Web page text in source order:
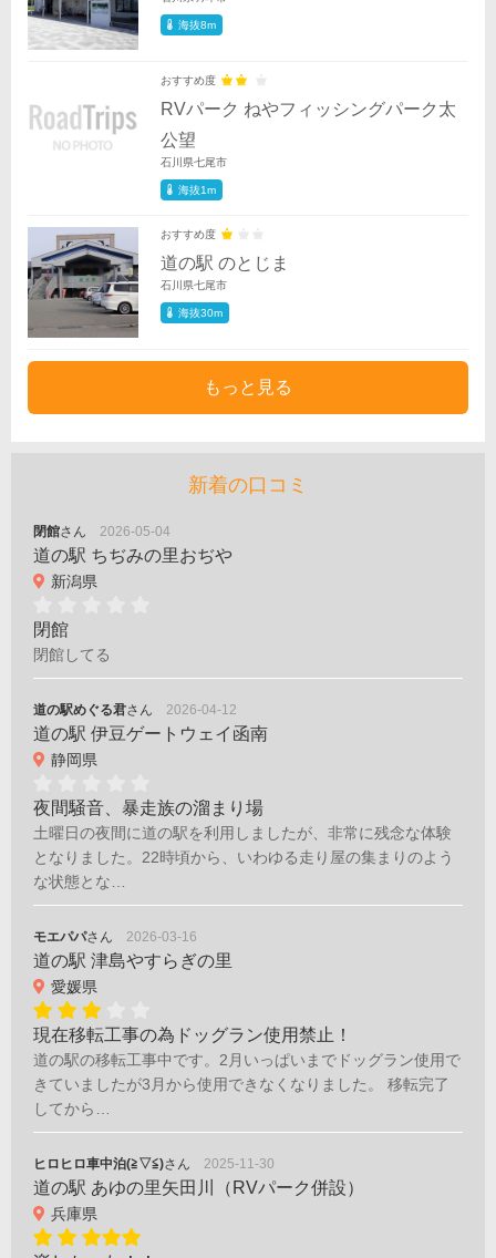
海抜8m
おすすめ度
RVパーク ねやフィッシングパーク太
公望
石川県七尾市
海抜1m
おすすめ度
道の駅 のとじま
石川県七尾市
海抜30m
もっと見る
新着の口コミ
閉館さん 2026-05-04
道の駅 ちぢみの里おぢや
新潟県
閉館
閉館してる
道の駅めぐる君さん 2026-04-12
道の駅 伊豆ゲートウェイ函南
静岡県
夜間騒音、暴走族の溜まり場
土曜日の夜間に道の駅を利用しましたが、非常に残念な体験
となりました。22時頃から、いわゆる走り屋の集まりのよう
な状態とな…
モエパパさん 2026-03-16
道の駅 津島やすらぎの里
愛媛県
現在移転工事の為ドッグラン使用禁止！
道の駅の移転工事中です。2月いっぱいまでドッグラン使用で
きていましたが3月から使用できなくなりました。 移転完了
してから…
ヒロヒロ車中泊(≧▽≦)さん 2025-11-30
道の駅 あゆの里矢田川（RVパーク併設）
兵庫県